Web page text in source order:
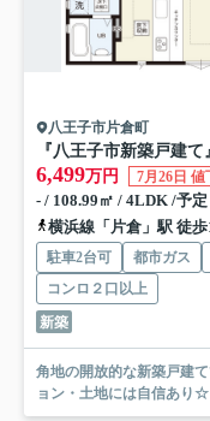
八王子市片倉町
6,499万円 7月26日 値
- / 108.99㎡ / 4LDK /予定
横浜線「片倉」駅 徒
駐車2台可 都市ガス
コンロ２口以上
新築
角地の開放的な新築戸建てです。 八王子の新築戸建・中